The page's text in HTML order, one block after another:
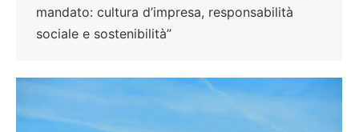
mandato: cultura d’impresa, responsabilità
sociale e sostenibilità”